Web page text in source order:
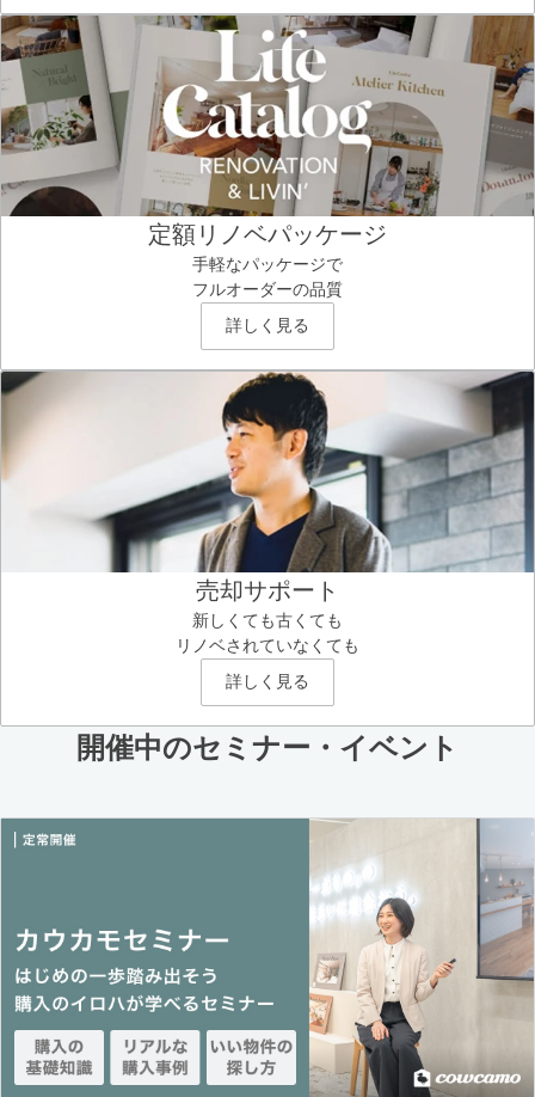
定額リノベパッケージ
手軽なパッケージで
フルオーダーの品質
詳しく見る
売却サポート
新しくても古くても
リノベされていなくても
詳しく見る
開催中のセミナー・イベント